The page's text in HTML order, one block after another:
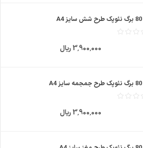
3٬900٬000 ریال
3٬900٬000 ریال